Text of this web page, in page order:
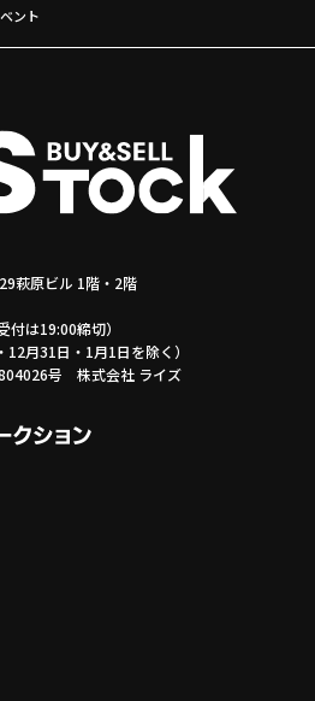
ント
萩原ビル 1階・2階
は19:00締切）
月31日・1月1日を除く）
号 株式会社 ライズ